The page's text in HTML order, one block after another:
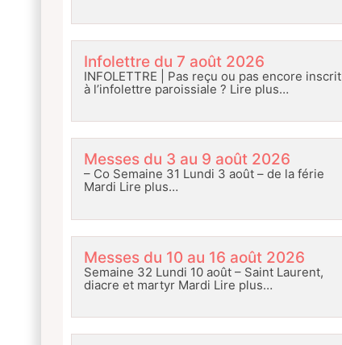
Infolettre du 7 août 2026
INFOLETTRE | Pas reçu ou pas encore inscrit
à l’infolettre paroissiale ? Lire plus…
Messes du 3 au 9 août 2026
– Co Semaine 31 Lundi 3 août – de la férie
Mardi Lire plus…
Messes du 10 au 16 août 2026
Semaine 32 Lundi 10 août – Saint Laurent,
diacre et martyr Mardi Lire plus…